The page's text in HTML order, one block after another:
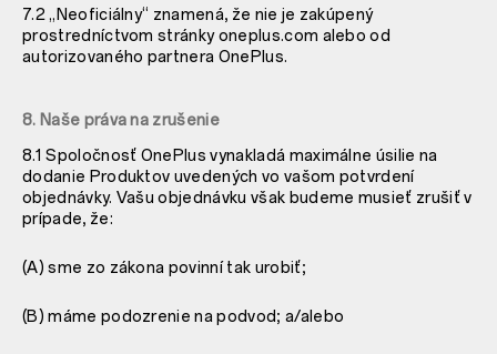
7.2 „Neoficiálny“ znamená, že nie je zakúpený
prostredníctvom stránky oneplus.com alebo od
autorizovaného partnera OnePlus.
8. Naše práva na zrušenie
8.1 Spoločnosť OnePlus vynakladá maximálne úsilie na
dodanie Produktov uvedených vo vašom potvrdení
objednávky. Vašu objednávku však budeme musieť zrušiť v
prípade, že:
(A) sme zo zákona povinní tak urobiť;
(B) máme podozrenie na podvod; a/alebo